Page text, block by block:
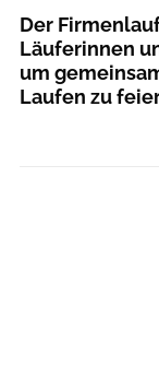
Der
Läuferinnen
um
Laufen zu